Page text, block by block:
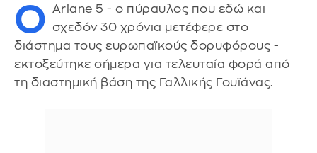
Ο Ariane 5 - ο πύραυλος που εδώ και
σχεδόν 30 χρόνια μετέφερε στο
διάστημα τους ευρωπαϊκούς δορυφόρους -
εκτοξεύτηκε σήμερα για τελευταία φορά από
τη διαστημική βάση της Γαλλικής Γουϊάνας.